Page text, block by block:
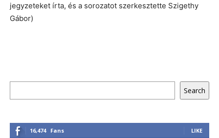
jegyzeteket írta, és a sorozatot szerkesztette Szigethy
Gábor)
Search
16,474 Fans LIKE